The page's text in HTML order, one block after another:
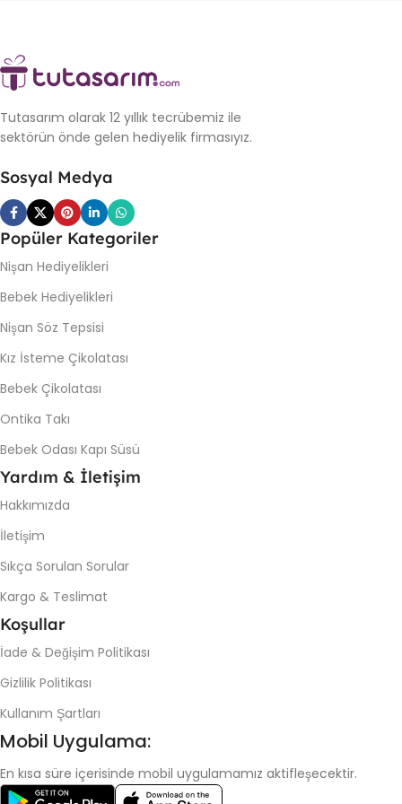
Tutasarım olarak 12 yıllık tecrübemiz ile
sektörün önde gelen hediyelik firmasıyız.
Sosyal Medya
Popüler Kategoriler
Nişan Hediyelikleri
Bebek Hediyelikleri
Nişan Söz Tepsisi
Kız İsteme Çikolatası
Bebek Çikolatası
Ontika Takı
Bebek Odası Kapı Süsü
Yardım & İletişim
Hakkımızda
İletişim
Sıkça Sorulan Sorular
Kargo & Teslimat
Koşullar
İade & Değişim Politikası
Gizlilik Politikası
Kullanım Şartları
Mobil Uygulama:
En kısa süre içerisinde mobil uygulamamız aktifleşecektir.